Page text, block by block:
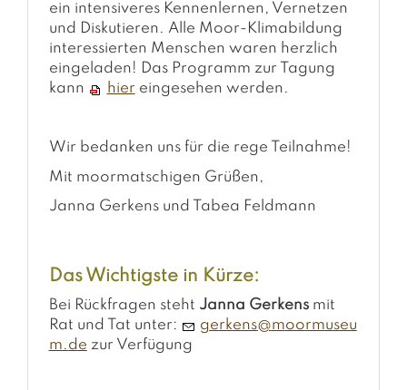
ein intensiveres Kennenlernen, Vernetzen
und Diskutieren. Alle Moor-Klimabildung
interessierten Menschen waren herzlich
eingeladen! Das Programm zur Tagung
kann
hiereingesehen werden.
Wir bedanken uns für die rege Teilnahme!
Mit moormatschigen Grüßen,
Janna Gerkens und Tabea Feldmann
Das Wichtigste in Kürze:
Bei Rückfragen steht Janna Gerkensmit
Rat und Tat unter:
g rk ns m rm
s
m d zur Verfügung